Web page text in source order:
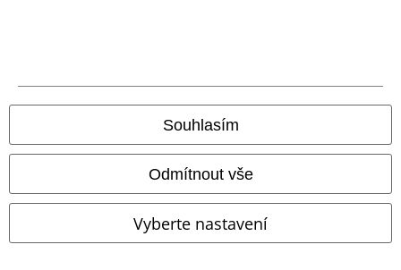
Souhlasím
Odmítnout vše
Vyberte nastavení
% Exkluzivní
Kč 327,00
% Exkluzivní
Kč 327,00